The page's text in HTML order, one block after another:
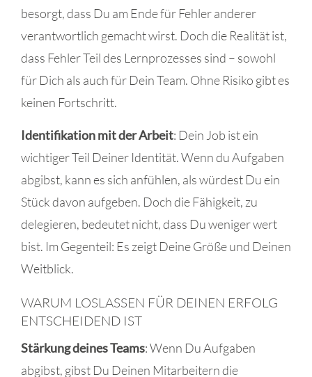
besorgt, dass Du am Ende für Fehler anderer
verantwortlich gemacht wirst. Doch die Realität ist,
dass Fehler Teil des Lernprozesses sind – sowohl
für Dich als auch für Dein Team. Ohne Risiko gibt es
keinen Fortschritt.
Identifikation mit der Arbeit: Dein Job ist ein
wichtiger Teil Deiner Identität. Wenn du Aufgaben
abgibst, kann es sich anfühlen, als würdest Du ein
Stück davon aufgeben. Doch die Fähigkeit, zu
delegieren, bedeutet nicht, dass Du weniger wert
bist. Im Gegenteil: Es zeigt Deine Größe und Deinen
Weitblick.
WARUM LOSLASSEN FÜR DEINEN ERFOLG
ENTSCHEIDEND IST
Stärkung deines Teams: Wenn Du Aufgaben
abgibst, gibst Du Deinen Mitarbeitern die